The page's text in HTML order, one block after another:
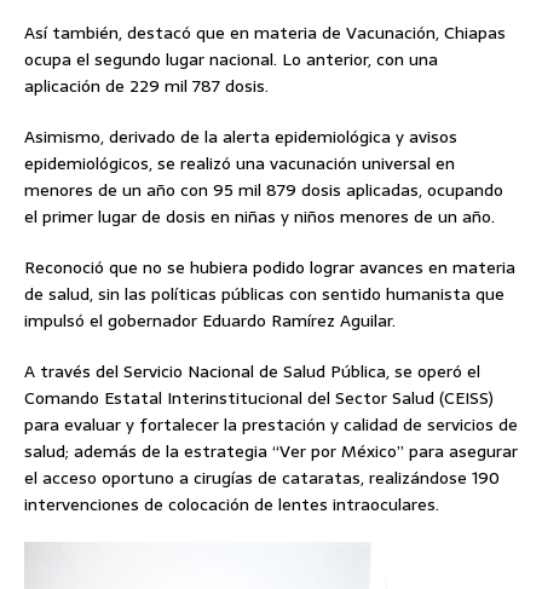
Así también, destacó que en materia de Vacunación, Chiapas
ocupa el segundo lugar nacional. Lo anterior, con una
aplicación de 229 mil 787 dosis.
Asimismo, derivado de la alerta epidemiológica y avisos
epidemiológicos, se realizó una vacunación universal en
menores de un año con 95 mil 879 dosis aplicadas, ocupando
el primer lugar de dosis en niñas y niños menores de un año.
Reconoció que no se hubiera podido lograr avances en materia
de salud, sin las políticas públicas con sentido humanista que
impulsó el gobernador Eduardo Ramírez Aguilar.
A través del Servicio Nacional de Salud Pública, se operó el
Comando Estatal Interinstitucional del Sector Salud (CEISS)
para evaluar y fortalecer la prestación y calidad de servicios de
salud; además de la estrategia “Ver por México” para asegurar
el acceso oportuno a cirugías de cataratas, realizándose 190
intervenciones de colocación de lentes intraoculares.